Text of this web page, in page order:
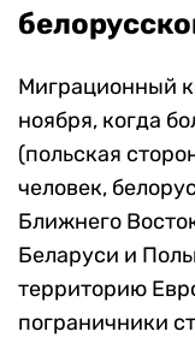
Миграционный
ноября, когда
(польская
человек,
Ближнего
Беларуси и
территорию
пограничники